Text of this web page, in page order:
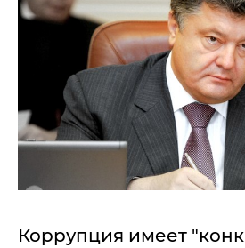
Коррупция имеет